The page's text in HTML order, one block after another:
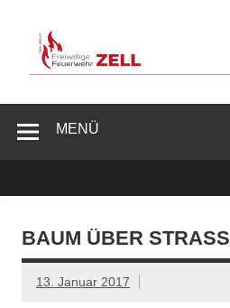
springen
MENÜ
BAUM ÜBER STRASSE
13. Januar 2017